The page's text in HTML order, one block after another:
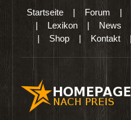
Startseite| Forum |
| Lexikon | News
| Shop | Kontakt